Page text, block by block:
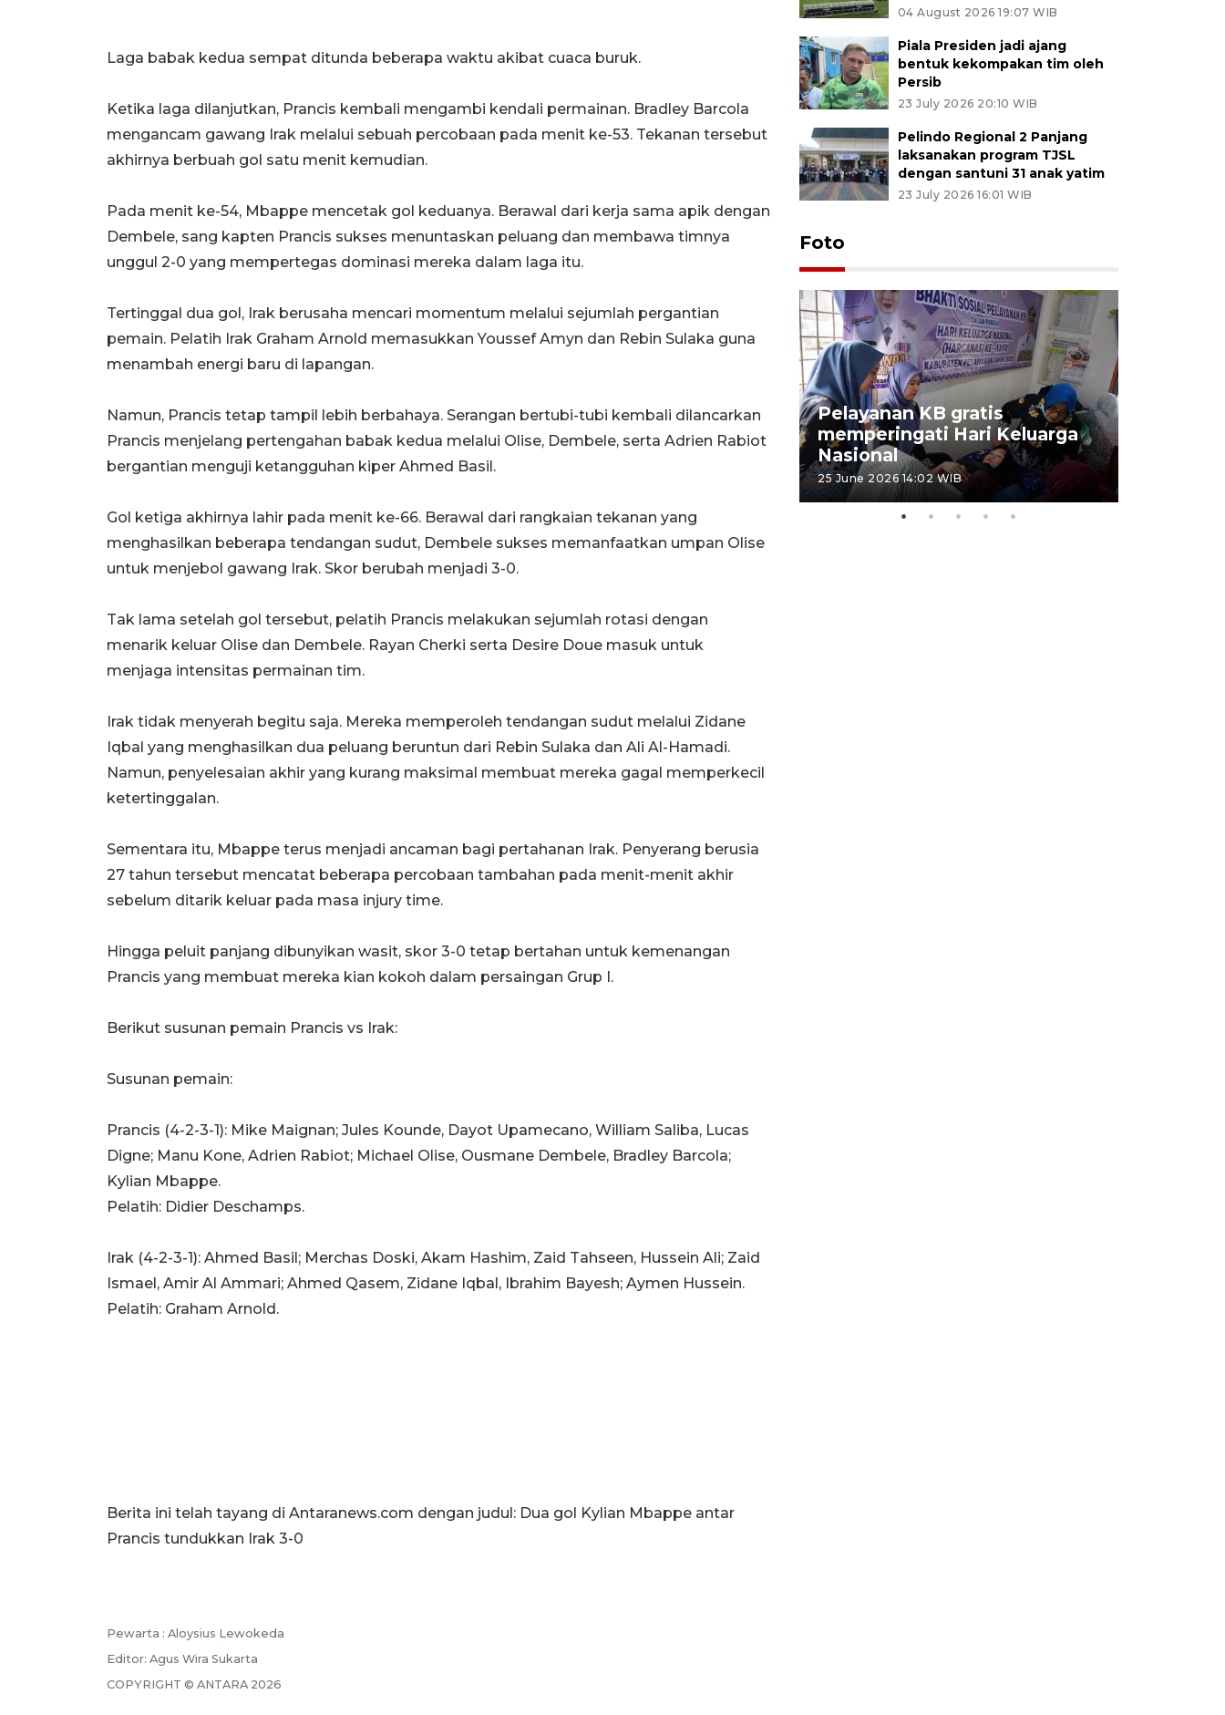
Laga babak kedua sempat ditunda beberapa waktu akibat cuaca buruk.
Ketika laga dilanjutkan, Prancis kembali mengambi kendali permainan. Bradley Barcola
mengancam gawang Irak melalui sebuah percobaan pada menit ke-53. Tekanan tersebut
akhirnya berbuah gol satu menit kemudian.
Pada menit ke-54, Mbappe mencetak gol keduanya. Berawal dari kerja sama apik dengan
Dembele, sang kapten Prancis sukses menuntaskan peluang dan membawa timnya
unggul 2-0 yang mempertegas dominasi mereka dalam laga itu.
Tertinggal dua gol, Irak berusaha mencari momentum melalui sejumlah pergantian
pemain. Pelatih Irak Graham Arnold memasukkan Youssef Amyn dan Rebin Sulaka guna
menambah energi baru di lapangan.
Namun, Prancis tetap tampil lebih berbahaya. Serangan bertubi-tubi kembali dilancarkan
Prancis menjelang pertengahan babak kedua melalui Olise, Dembele, serta Adrien Rabiot
bergantian menguji ketangguhan kiper Ahmed Basil.
Gol ketiga akhirnya lahir pada menit ke-66. Berawal dari rangkaian tekanan yang
menghasilkan beberapa tendangan sudut, Dembele sukses memanfaatkan umpan Olise
untuk menjebol gawang Irak. Skor berubah menjadi 3-0.
Tak lama setelah gol tersebut, pelatih Prancis melakukan sejumlah rotasi dengan
menarik keluar Olise dan Dembele. Rayan Cherki serta Desire Doue masuk untuk
menjaga intensitas permainan tim.
Irak tidak menyerah begitu saja. Mereka memperoleh tendangan sudut melalui Zidane
Iqbal yang menghasilkan dua peluang beruntun dari Rebin Sulaka dan Ali Al-Hamadi.
Namun, penyelesaian akhir yang kurang maksimal membuat mereka gagal memperkecil
ketertinggalan.
Sementara itu, Mbappe terus menjadi ancaman bagi pertahanan Irak. Penyerang berusia
27 tahun tersebut mencatat beberapa percobaan tambahan pada menit-menit akhir
sebelum ditarik keluar pada masa injury time.
Hingga peluit panjang dibunyikan wasit, skor 3-0 tetap bertahan untuk kemenangan
Prancis yang membuat mereka kian kokoh dalam persaingan Grup I.
Berikut susunan pemain Prancis vs Irak:
Susunan pemain:
Prancis (4-2-3-1): Mike Maignan; Jules Kounde, Dayot Upamecano, William Saliba, Lucas
Digne; Manu Kone, Adrien Rabiot; Michael Olise, Ousmane Dembele, Bradley Barcola;
Kylian Mbappe.
Pelatih: Didier Deschamps.
Irak (4-2-3-1): Ahmed Basil; Merchas Doski, Akam Hashim, Zaid Tahseen, Hussein Ali; Zaid
Ismael, Amir Al Ammari; Ahmed Qasem, Zidane Iqbal, Ibrahim Bayesh; Aymen Hussein.
Pelatih: Graham Arnold.
Berita ini telah tayang di Antaranews.com dengan judul: Dua gol Kylian Mbappe antar
Prancis tundukkan Irak 3-0
Pewarta : Aloysius Lewokeda
Editor: Agus Wira Sukarta
COPYRIGHT © ANTARA 2026
04 August 2026 19:07 WIB
Piala Presiden jadi ajang
bentuk kekompakan tim oleh
Persib
23 July 2026 20:10 WIB
Pelindo Regional 2 Panjang
laksanakan program TJSL
dengan santuni 31 anak yatim
23 July 2026 16:01 WIB
Foto
Tingkat hunian hotel di
Lampung naik pada Maret
2026
Pelayanan KB gratis
memperingati Hari Keluarga
Nasional
25 June 2026 14:02 WIB